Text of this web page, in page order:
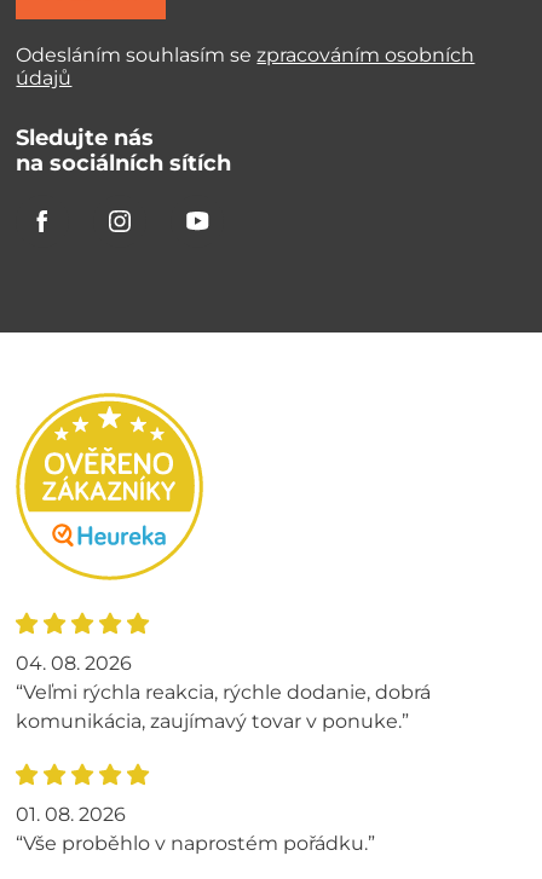
Odesláním souhlasím sezpracováním osobních
údajů
Sledujte nás
na sociálních sítích
04. 08. 2026
“Veľmi rýchla reakcia, rýchle dodanie, dobrá
komunikácia, zaujímavý tovar v ponuke.”
01. 08. 2026
“Vše proběhlo v naprostém pořádku.”